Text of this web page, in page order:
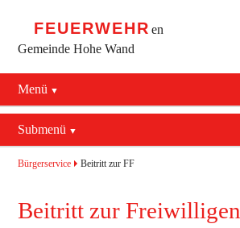
FEUERWEHR en
Gemeinde Hohe Wand
Menü
Navigation
überspringen
Stollhof
Submenü
Navigation
überspringen
Alarmierung / Notruf
Bürgerservice Beitritt zur FF
Beitritt zur Freiwilligen